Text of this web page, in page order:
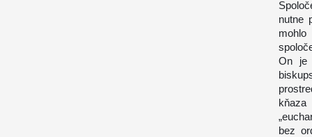
nutne
On je
bez